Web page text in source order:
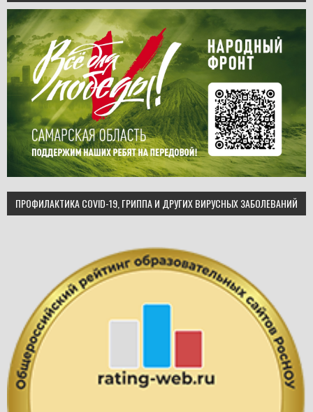
ПРОФИЛАКТИКА COVID-19, ГРИППА И ДРУГИХ ВИРУСНЫХ ЗАБОЛЕВАНИЙ